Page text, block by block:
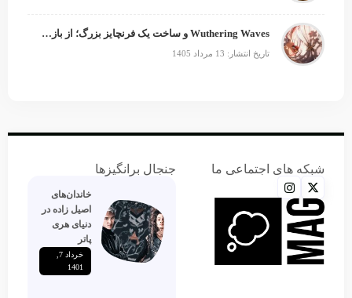
Wuthering Waves و ساخت یک فرنچایز بزرگ؛ از بازی تا انیمه
تاریخ انتشار: 13 مرداد 1405
شبکه های اجتماعی ما جنجال برانگیزها
خاندان‌های
اصیل زاده‌ در
دنیای هری
پاتر
خرداد 7,
1401